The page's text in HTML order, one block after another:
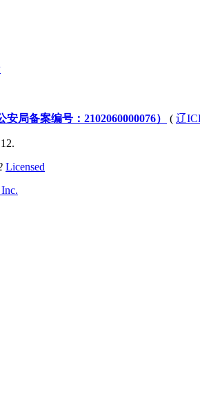
局备案编号：2102060000076） ( 辽
Licensed